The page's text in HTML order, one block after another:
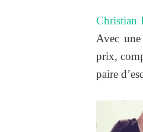
Christian
Avec
prix,
paire